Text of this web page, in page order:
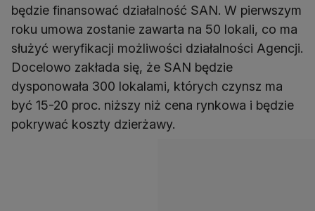
będzie finansować działalność SAN. W pierwszym
roku umowa zostanie zawarta na 50 lokali, co ma
służyć weryfikacji możliwości działalności Agencji.
Docelowo zakłada się, że SAN będzie
dysponowała 300 lokalami, których czynsz ma
być 15-20 proc. niższy niż cena rynkowa i będzie
pokrywać koszty dzierżawy.